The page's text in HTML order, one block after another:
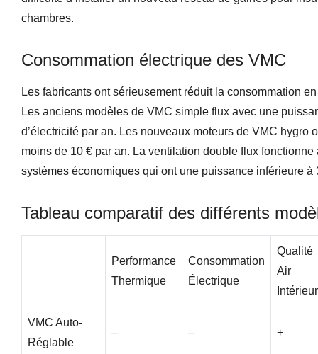
chambres.
Consommation électrique des VMC
Les fabricants ont sérieusement réduit la consommation
Les anciens modèles de VMC simple flux avec une
d’électricité par an. Les nouveaux moteurs de VMC hygro
moins de 10 € par an. La ventilation double flux
systèmes économiques qui ont une puissance inférieure à
Tableau comparatif des différents
Performance
Thermique
Consommation
Électrique
Qualité
Air
Intérieur
VMC Auto-
Réglable
– – +